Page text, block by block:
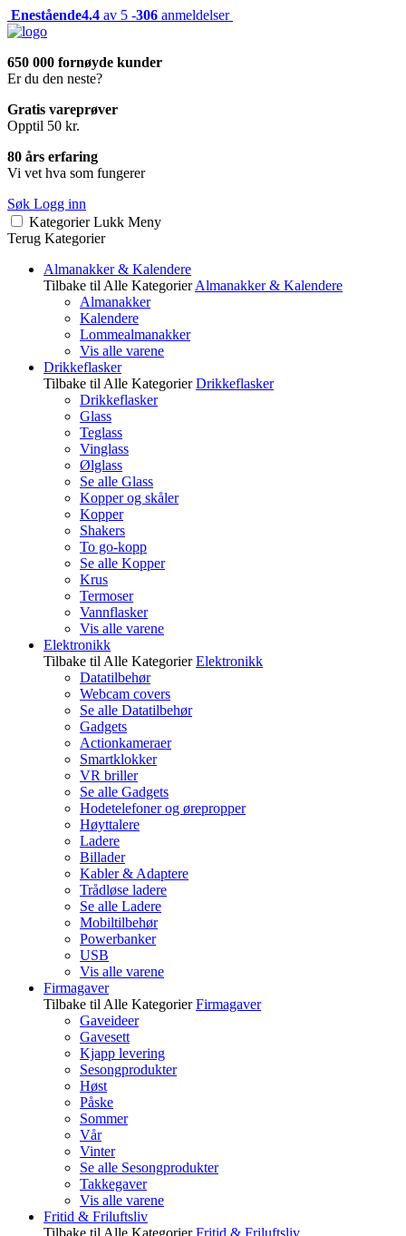
Enestående4.4 av 5 -306 anmeldelser
650 000 fornøyde kunder
Er du den neste?
Gratis vareprøver
Opptil 50 kr.
80 års erfaring
Vi vet hva som fungerer
Søk Logg inn
Kategorier Lukk Meny
Terug Kategorier
Almanakker & Kalendere
Tilbake til Alle Kategorier Almanakker & Kalendere
Almanakker
Kalendere
Lommealmanakker
Vis alle varene
Drikkeflasker
Tilbake til Alle Kategorier Drikkeflasker
Drikkeflasker
Glass
Teglass
Vinglass
Ølglass
Se alle Glass
Kopper og skåler
Kopper
Shakers
To go-kopp
Se alle Kopper
Krus
Termoser
Vannflasker
Vis alle varene
Elektronikk
Tilbake til Alle Kategorier Elektronikk
Datatilbehør
Webcam covers
Se alle Datatilbehør
Gadgets
Actionkameraer
Smartklokker
VR briller
Se alle Gadgets
Hodetelefoner og ørepropper
Høyttalere
Ladere
Billader
Kabler & Adaptere
Trådløse ladere
Se alle Ladere
Mobiltilbehør
Powerbanker
USB
Vis alle varene
Firmagaver
Tilbake til Alle Kategorier Firmagaver
Gaveideer
Gavesett
Kjapp levering
Sesongprodukter
Høst
Påske
Sommer
Vår
Vinter
Se alle Sesongprodukter
Takkegaver
Vis alle varene
Fritid & Friluftsliv
Tilbake til Alle Kategorier Fritid & Friluftsliv